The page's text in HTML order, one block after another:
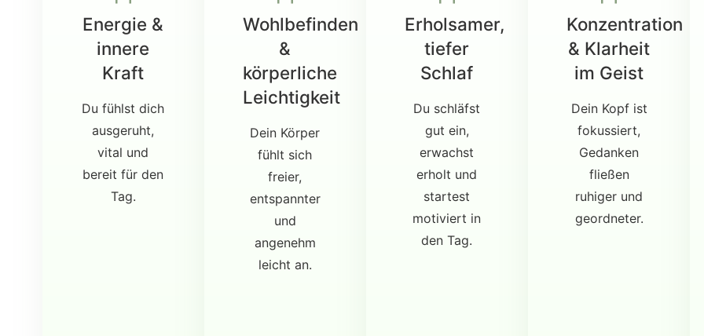
Energie &
innere
Kraft
Du fühlst dich
ausgeruht,
vital und
bereit für den
Tag.
Wohlbefinden
&
körperliche
Leichtigkeit
Dein Körper
fühlt sich
freier,
entspannter
und
angenehm
leicht an.
Erholsamer,
tiefer
Schlaf
Du schläfst
gut ein,
erwachst
erholt und
startest
motiviert in
den Tag.
Konzentration
& Klarheit
im Geist
Dein Kopf ist
fokussiert,
Gedanken
fließen
ruhiger und
geordneter.